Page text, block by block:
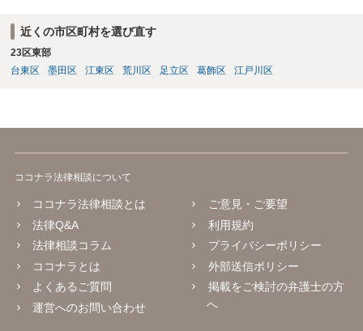
近くの市区町村を選び直す
23区東部
台東区
墨田区 江東区 荒川区 足立区 葛飾区 江戸川区
ココナラ法律相談について
ココナラ法律相談とは
法律Q&A
法律相談コラム
ココナラとは
よくあるご質問
運営へのお問い合わせ
ご意見・ご要望
利用規約
プライバシーポリシー
外部送信ポリシー
掲載をご検討の弁護士の方
へ